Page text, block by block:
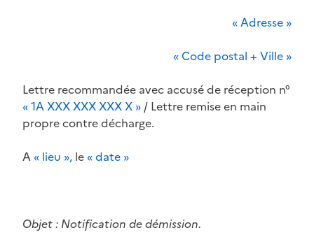
« Adresse »
« Code postal + Ville »
Lettre recommandée avec accusé de réception n°
« 1A XXX XXX XXX X » / Lettre remise en main
propre contre décharge.
A « lieu », le « date »
Objet : Notification de démission.